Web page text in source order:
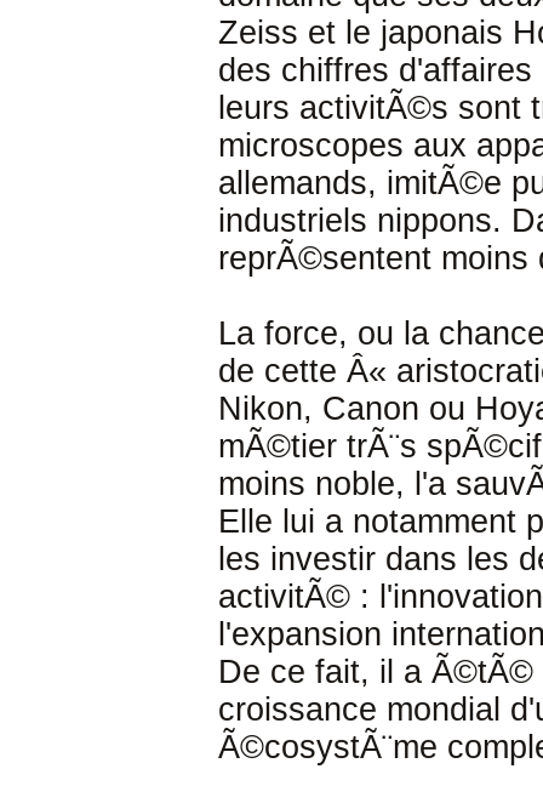
Zeiss et le japonais
des chiffres
leurs activitÃ©s sont
microscopes aux
allemands, imitÃ©e
industriels nippons.
reprÃ©sentent moins
La force, ou la
de cette Â«
Nikon, Canon ou
mÃ©tier trÃ¨s
moins noble, l'a
Elle lui a notamment
les investir dans les
activitÃ© :
l'expansion
De ce fait, il a Ã©tÃ©
croissance mondial
Ã©cosystÃ¨me